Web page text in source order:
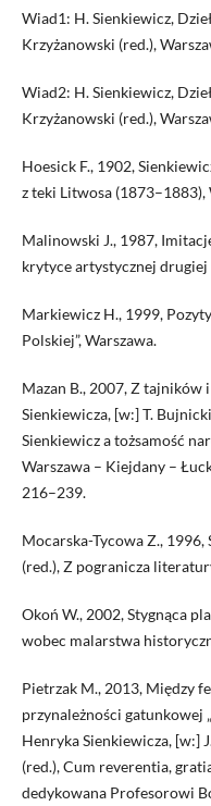
Wiad1: H. Sienkiewicz,
Krzyżanowski (red.),
Wiad2: H. Sienkiewicz,
Krzyżanowski (red.),
Hoesick F., 1902,
z teki Litwosa (1873–1883),
Malinowski J., 1987,
krytyce artystycznej
Markiewicz H., 1999,
Polskiej”, Warszawa.
Mazan B., 2007, Z tajników
Sienkiewicza, [w:] T.
Sienkiewicz a tożsamość
Warszawa – Kiejdany –
216–239.
Mocarska-Tycowa Z.,
(red.), Z pogranicza
Okoń W., 2002, Stygnąca
wobec malarstwa
Pietrzak M., 2013, Między
przynależności gatunkowej
Henryka Sienkiewicza, [w:]
(red.), Cum reverentia,
dedykowana Profesorowi